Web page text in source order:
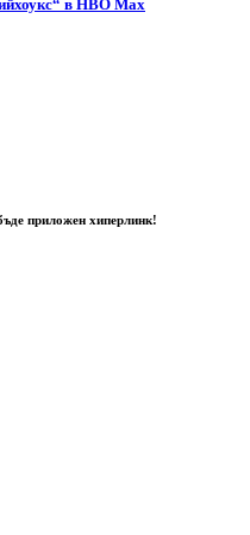
в HBO Max
приложен хиперлинк!